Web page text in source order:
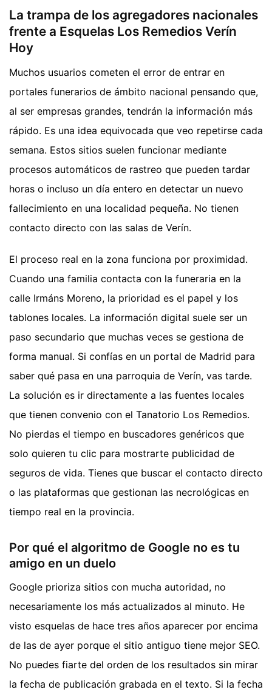
La trampa de los agregadores nacionales
frente a Esquelas Los Remedios Verín
Hoy
Muchos usuarios cometen el error de entrar en
portales funerarios de ámbito nacional pensando que,
al ser empresas grandes, tendrán la información más
rápido. Es una idea equivocada que veo repetirse cada
semana. Estos sitios suelen funcionar mediante
procesos automáticos de rastreo que pueden tardar
horas o incluso un día entero en detectar un nuevo
fallecimiento en una localidad pequeña. No tienen
contacto directo con las salas de Verín.
El proceso real en la zona funciona por proximidad.
Cuando una familia contacta con la funeraria en la
calle Irmáns Moreno, la prioridad es el papel y los
tablones locales. La información digital suele ser un
paso secundario que muchas veces se gestiona de
forma manual. Si confías en un portal de Madrid para
saber qué pasa en una parroquia de Verín, vas tarde.
La solución es ir directamente a las fuentes locales
que tienen convenio con el Tanatorio Los Remedios.
No pierdas el tiempo en buscadores genéricos que
solo quieren tu clic para mostrarte publicidad de
seguros de vida. Tienes que buscar el contacto directo
o las plataformas que gestionan las necrológicas en
tiempo real en la provincia.
Por qué el algoritmo de Google no es tu
amigo en un duelo
Google prioriza sitios con mucha autoridad, no
necesariamente los más actualizados al minuto. He
visto esquelas de hace tres años aparecer por encima
de las de ayer porque el sitio antiguo tiene mejor SEO.
No puedes fiarte del orden de los resultados sin mirar
la fecha de publicación grabada en el texto. Si la fecha